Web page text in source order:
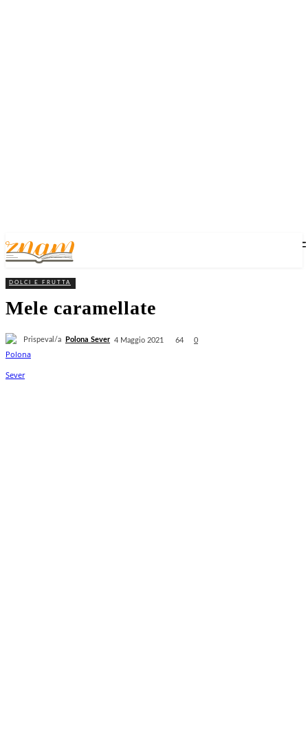
DOLCI E FRUTTA
Mele caramellate
Prispeval/a Polona Sever 4 Maggio 2021 64 0